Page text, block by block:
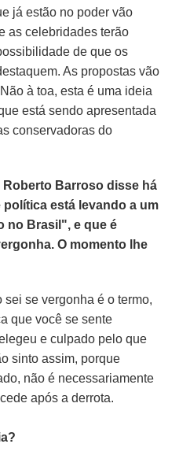
já estão no poder vão
as celebridades terão
de que os
As propostas vão
à toa, esta é uma ideia
está sendo apresentada
conservadoras do
Barroso disse há
está levando a um
no Brasil", e que é
O momento lhe
sei se vergonha é o termo,
que você se sente
e culpado pelo que
sinto assim, porque
não é necessariamente
após a derrota.